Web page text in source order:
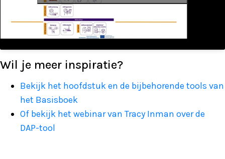
Wil je meer inspiratie?
Bekijk het hoofdstuk en de bijbehorende tools van
het Basisboek
Of bekijk het webinar van Tracy Inman over de
DAP-tool